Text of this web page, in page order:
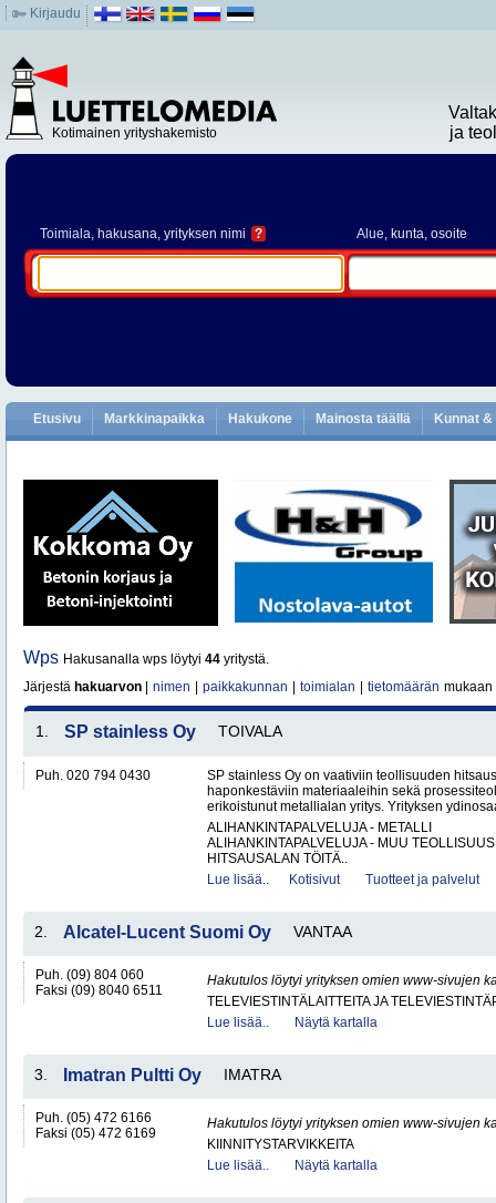
Kirjaudu
Kotimainen yrityshakemisto
ja
Toimiala, hakusana, yrityksen nimi ? Alue, kunta, osoite
Etusivu Markkinapaikka Hakukone Mainosta täällä Kunnat
Wps Hakusanalla wps löytyi 44 yritystä.
Järjestä hakuarvon nimen paikkakunnan toimialan tietomäärän mukaan
1. SP stainless Oy TOIVALA
Puh. 020 794 0430
SP stainless Oy on vaativiin teollisuuden
haponkestäviin materiaaleihin sekä
erikoistunut metallialan yritys. Yrityksen
ALIHANKINTAPALVELUJA - METALLI
ALIHANKINTAPALVELUJA - MUU TEOLLISUUS
HITSAUSALAN TÖITÄ..
Lue lisää..
Kotisivut Tuotteet ja palvelut
2. Alcatel-Lucent Suomi Oy VANTAA
Puh. (09) 804 060
Faksi (09) 8040 6511
Hakutulos löytyi yrityksen omien www-sivujen
TELEVIESTINTÄLAITTEITA JA
Lue lisää..
Näytä kartalla
3. Imatran Pultti Oy IMATRA
Puh. (05) 472 6166
Faksi (05) 472 6169
Hakutulos löytyi yrityksen omien www-sivujen
KIINNITYSTARVIKKEITA
Lue lisää..
Näytä kartalla